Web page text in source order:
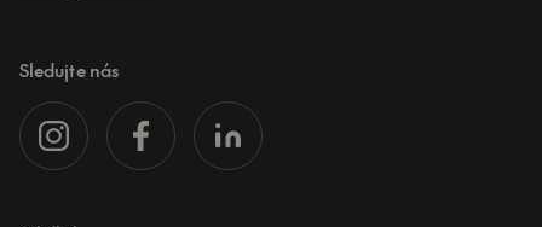
Sledujte nás